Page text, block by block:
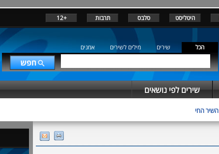
היטליסט סלבס תרבות +12
הכל שירים מילים לשירים אמנים
שירים לפי נושאים
השיר החי